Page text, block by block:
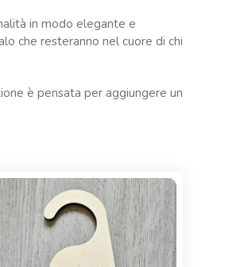
in modo elegante e
che resteranno nel cuore di chi
è pensata per aggiungere un